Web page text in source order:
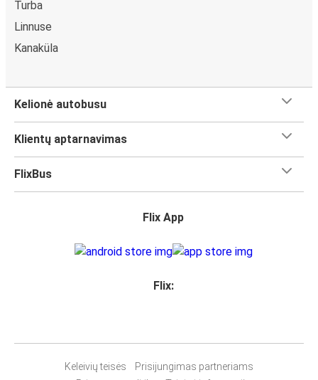
Turba
Linnuse
Kanaküla
Kelionė autobusu
Klientų aptarnavimas
FlixBus
Flix App
Flix:
Keleivių teisės
Prisijungimas partneriams